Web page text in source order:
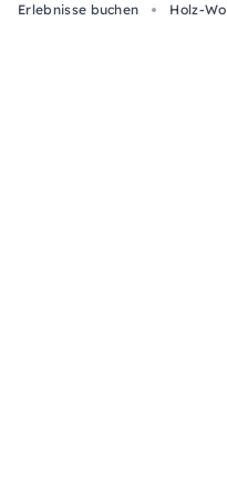
Erlebnisse buchen
Holz-